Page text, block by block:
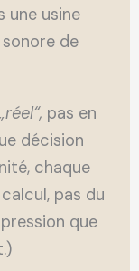
une usine
de
pas en
décision
chaque
pas du
que